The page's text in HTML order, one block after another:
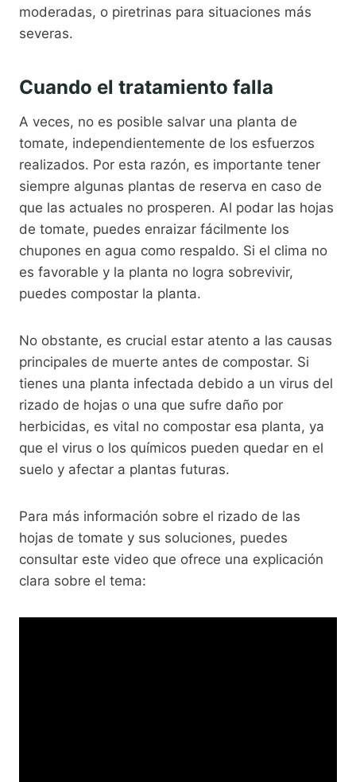
moderadas, o piretrinas para situaciones más
severas.
Cuando el tratamiento falla
A veces, no es posible salvar una planta de
tomate, independientemente de los esfuerzos
realizados. Por esta razón, es importante tener
siempre algunas plantas de reserva en caso de
que las actuales no prosperen. Al podar las hojas
de tomate, puedes enraizar fácilmente los
chupones en agua como respaldo. Si el clima no
es favorable y la planta no logra sobrevivir,
puedes compostar la planta.
No obstante, es crucial estar atento a las causas
principales de muerte antes de compostar. Si
tienes una planta infectada debido a un virus del
rizado de hojas o una que sufre daño por
herbicidas, es vital no compostar esa planta, ya
que el virus o los químicos pueden quedar en el
suelo y afectar a plantas futuras.
Para más información sobre el rizado de las
hojas de tomate y sus soluciones, puedes
consultar este video que ofrece una explicación
clara sobre el tema: